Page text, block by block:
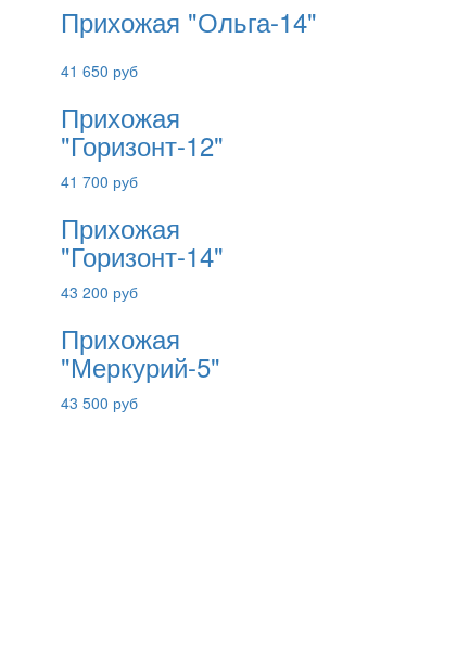
Прихожая "Ольга-14"
41 650 руб
Прихожая
"Горизонт-12"
41 700 руб
Прихожая
"Горизонт-14"
43 200 руб
Прихожая
"Меркурий-5"
43 500 руб